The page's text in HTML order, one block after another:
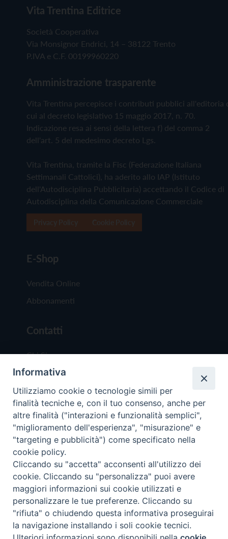
Vita Trentina Editrice
Società Cooperativa
Via Monsignor Endrici, 14 – 38122 Trento
P.IVA e C.F. 00199960220
Amministrazione trasparente
Vita Trentina percepisce i contributi pubblici all'editoria
cui al decreto legislativo 15 maggio 2017, n. 70.
Indicazione resa ai sensi della lettera f) del comma 2
dell'art. 5 del medesimo decreto Lgs.
Vita Trentina, tramite la Fisc (Federazione Italiana
Settimanali Cattolici), ha aderito allo IAP (Istituto
dell'Autodisciplina Pubblicitaria) accettando il Codice di
Autodisciplina della Comunicazione Commerciale
E-Shop
Vendita Online
Abbonamenti
Contatti
Chi Siamo
Redazione
Scrivici
Copyright © 2019 - Tutti i diritti riservati - Vita
Trentina Editrice
Privacy Policy
Torna
Informativa
Utilizziamo cookie o tecnologie simili per
finalità tecniche e, con il tuo consenso, anche per
altre finalità ("interazioni e funzionalità semplici",
"miglioramento dell'esperienza", "misurazione" e
"targeting e pubblicità") come specificato nella
cookie policy.
Cliccando su "accetta" acconsenti all'utilizzo dei
cookie. Cliccando su "personalizza" puoi avere
maggiori informazioni sui cookie utilizzati e
personalizzare le tue preferenze. Cliccando su
"rifiuta" o chiudendo questa informativa proseguirai
la navigazione installando i soli cookie tecnici.